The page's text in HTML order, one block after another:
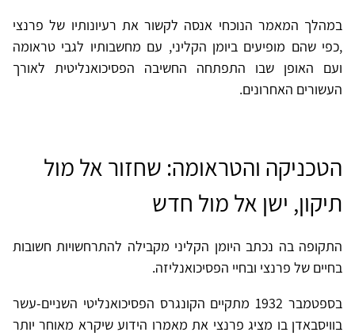
במהלך המאמר הנוכחי אנסה לקשור את רעיונותיו של פרנצי
,כפי שהם מופיעים ביומן הקליני, עם מחשבותיו לגבי טראומה
ועם האופן שבו התפתחה החשיבה הפסיכואנליטית לאורך
העשורים האחרונים.
הטכניקה והטראומה: שחזור אל מול
תיקון, ישן אל מול חדש
התקופה בה נכתב היומן הקליני מקבילה להתרחשויות חשובות
בחיים של פרנצי ובחיי הפסיכואנליזה.
בספטמבר 1932 מתקיים הקונגרס הפסיכואנליטי השניים-עשר
בוויסבאדן בו מציג פרנצי את מאמרו הידוע שיקרא מאוחר יותר